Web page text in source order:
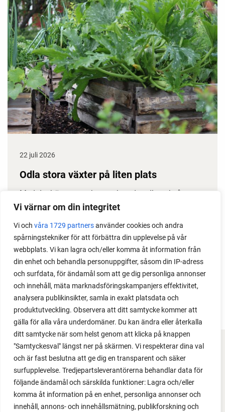
Vi värnar om din integritet
Vi och våra 1729 partnersanvänder cookies och andra
spårningstekniker för att förbättra din upplevelse på vår
webbplats. Vi kan lagra och/eller komma åt information från
din enhet och behandla personuppgifter, såsom din IP-adress
och surfdata, för ändamål som att ge dig personliga annonser
och innehåll, mäta marknadsföringskampanjers effektivitet,
analysera publikinsikter, samla in exakt platsdata och
produktutveckling. Observera att ditt samtycke kommer att
gälla för alla våra underdomäner. Du kan ändra eller återkalla
ditt samtycke när som helst genom att klicka på knappen
"Samtyckesval" längst ner på skärmen. Vi respekterar dina val
och är fast beslutna att ge dig en transparent och säker
surfupplevelse. Tredjepartsleverantörerna behandlar data för
följande ändamål och särskilda funktioner: Lagra och/eller
komma åt information på en enhet, personliga annonser och
innehåll, annons- och innehållsmätning, publikforskning och
22 juli 2026
Odla stora växter på liten plats
Med det här smarta knepet kan du odla också stora
växter i en pallkrage tillsammans med andra växter.
FACEBOOK
YOUTUBE
INSTAGRAM